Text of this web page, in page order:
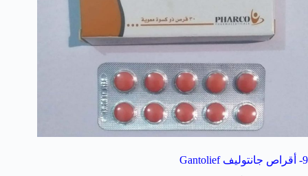
9- أقراص جانتوليف Gantolief